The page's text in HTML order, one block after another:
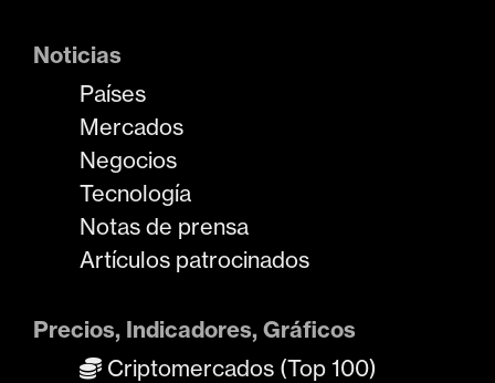
Noticias
Países
Mercados
Negocios
Tecnología
Notas de prensa
Artículos patrocinados
Precios, Indicadores, Gráficos
Criptomercados (Top 100)